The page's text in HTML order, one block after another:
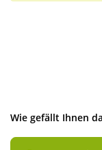
Wie gefällt Ihnen